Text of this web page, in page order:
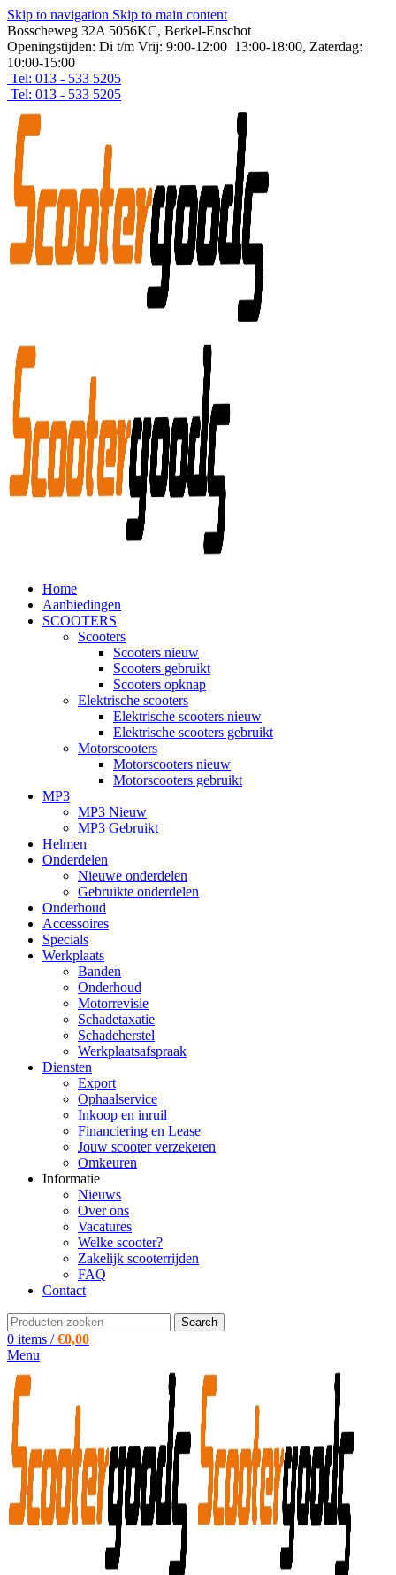
Skip to navigation Skip to main content
Bosscheweg 32A 5056KC, Berkel-Enschot
Openingstijden: Di t/m Vrij: 9:00-12:00 13:00-18:00, Zaterdag:
10:00-15:00
Tel: 013 - 533 5205
Tel: 013 - 533 5205
Home
Aanbiedingen
SCOOTERS
Scooters
Scooters nieuw
Scooters gebruikt
Scooters opknap
Elektrische scooters
Elektrische scooters nieuw
Elektrische scooters gebruikt
Motorscooters
Motorscooters nieuw
Motorscooters gebruikt
MP3
MP3 Nieuw
MP3 Gebruikt
Helmen
Onderdelen
Nieuwe onderdelen
Gebruikte onderdelen
Onderhoud
Accessoires
Specials
Werkplaats
Banden
Onderhoud
Motorrevisie
Schadetaxatie
Schadeherstel
Werkplaatsafspraak
Diensten
Export
Ophaalservice
Inkoop en inruil
Financiering en Lease
Jouw scooter verzekeren
Omkeuren
Informatie
Nieuws
Over ons
Vacatures
Welke scooter?
Zakelijk scooterrijden
FAQ
Contact
Search
0 items / €0,00
Menu